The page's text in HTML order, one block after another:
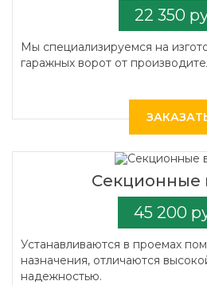
22 350
Мы специализируемся на
гаражных ворот от
Секционные
45 200
Устанавливаются в проемах
назначения, отличаются
надежностью.